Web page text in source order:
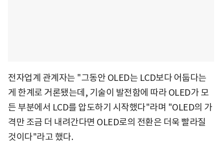
전자업계 관계자는 "그동안 OLED는 LCD보다 어둡다는
게 한계로 거론됐는데, 기술이 발전함에 따라 OLED가 모
든 부분에서 LCD를 압도하기 시작했다"라며 "OLED의 가
격만 조금 더 내려간다면 OLED로의 전환은 더욱 빨라질
것이다"라고 했다.